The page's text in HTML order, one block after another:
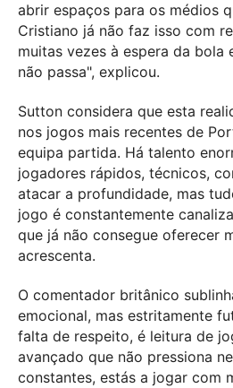
abrir espaços para os médios
Cristiano já não faz isso com
muitas vezes à espera da bola
não passa", explicou.
Sutton considera que esta
nos jogos mais recentes de
equipa partida. Há talento
jogadores rápidos, técnicos,
atacar a profundidade, mas
jogo é constantemente
que já não consegue oferecer
acrescenta.
O comentador britânico
emocional, mas estritamente
falta de respeito, é leitura de
avançado que não pressiona
constantes, estás a jogar com